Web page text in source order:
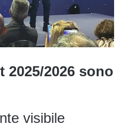
2025/2026 sono
visibile